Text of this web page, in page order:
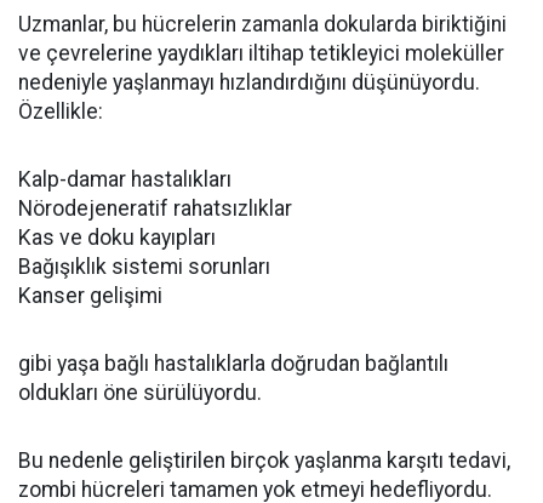
Uzmanlar, bu hücrelerin zamanla dokularda biriktiğini
ve çevrelerine yaydıkları iltihap tetikleyici moleküller
nedeniyle yaşlanmayı hızlandırdığını düşünüyordu.
Özellikle:
Kalp-damar hastalıkları
Nörodejeneratif rahatsızlıklar
Kas ve doku kayıpları
Bağışıklık sistemi sorunları
Kanser gelişimi
gibi yaşa bağlı hastalıklarla doğrudan bağlantılı
oldukları öne sürülüyordu.
Bu nedenle geliştirilen birçok yaşlanma karşıtı tedavi,
zombi hücreleri tamamen yok etmeyi hedefliyordu.